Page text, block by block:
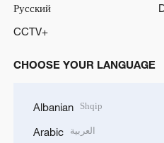
Русский
CCTV+
CHOOSE YOUR LANGUAGE
Albanian Shqip
Arabic العربية